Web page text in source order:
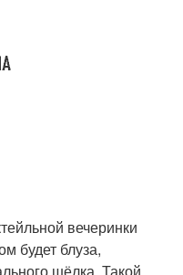
вечеринки
будет блуза,
шёлка. Такой